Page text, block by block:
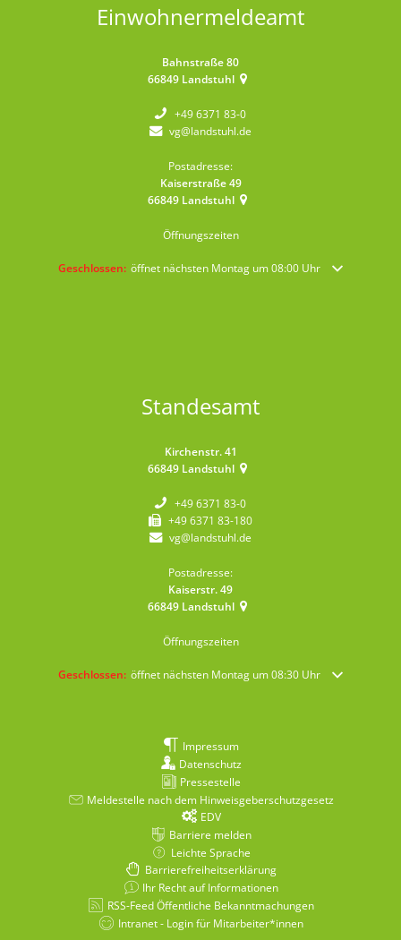
Einwohnermeldeamt
Bahnstraße 80
66849 Landstuhl
+49 6371 83-0
vg@landstuhl.de
Postadresse:
Kaiserstraße 49
66849 Landstuhl
Öffnungszeiten
Klicken, um weitere Öffnungs- oder Schließzeiten auszublenden
Geschlossen: öffnet nächsten Montag um 08:00 Uhr
Standesamt
Kirchenstr. 41
66849 Landstuhl
+49 6371 83-0
+49 6371 83-180
vg@landstuhl.de
Postadresse:
Kaiserstr. 49
66849 Landstuhl
Öffnungszeiten
Klicken, um weitere Öffnungs- oder Schließzeiten auszublenden
Geschlossen: öffnet nächsten Montag um 08:30 Uhr
Impressum
Datenschutz
Pressestelle
Meldestelle nach dem Hinweisgeberschutzgesetz
EDV
Barriere melden
Leichte Sprache
Barrierefreiheitserklärung
Ihr Recht auf Informationen
RSS-Feed Öffentliche Bekanntmachungen
Intranet - Login für Mitarbeiter*innen